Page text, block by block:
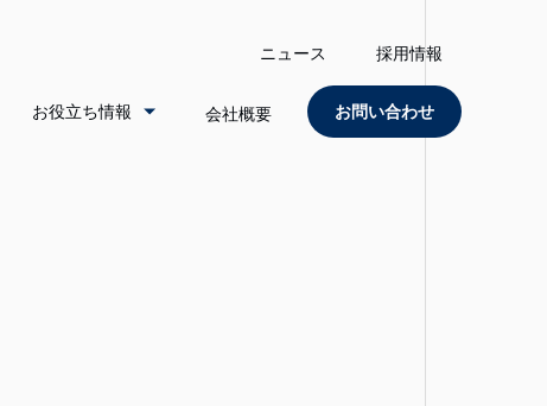
ニュース 採用情報
お役立ち情報 会社概要 お問い合わせ